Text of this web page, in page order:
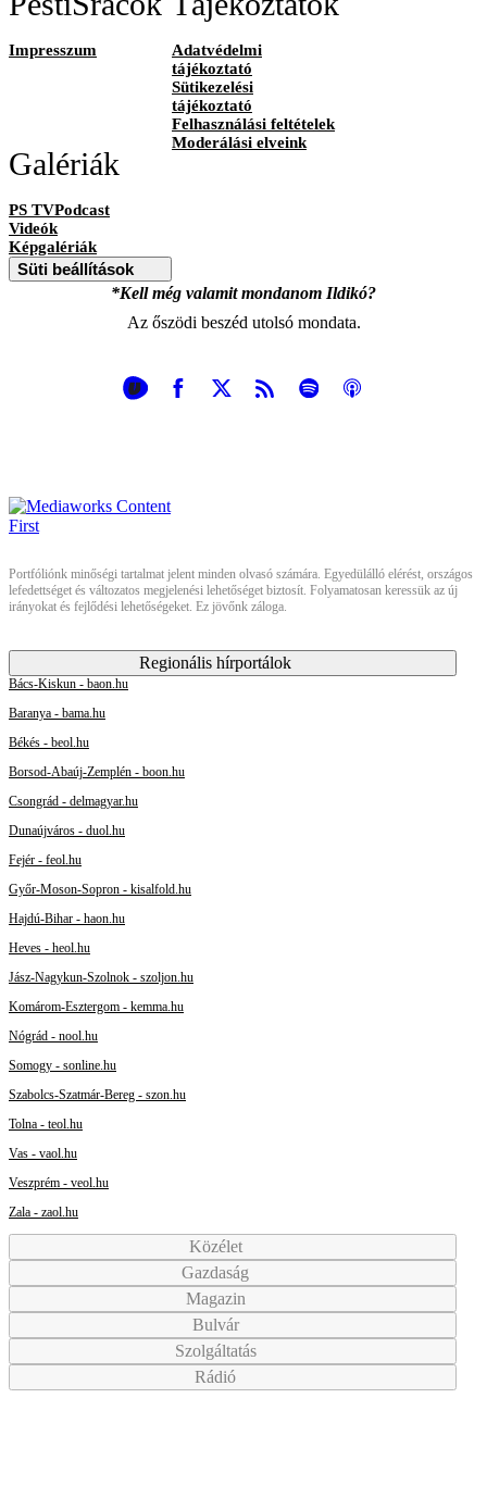
Impresszum
Adatvédelmi
tájékoztató
Sütikezelési
tájékoztató
Felhasználási feltételek
Moderálási elveink
Galériák
PS TVPodcast
Videók
Képgalériák
Süti beállítások
*Kell még valamit mondanom Ildikó?
Az őszödi beszéd utolsó mondata.
Portfóliónk minőségi tartalmat jelent minden olvasó számára. Egyedülálló elérést, országos
lefedettséget és változatos megjelenési lehetőséget biztosít. Folyamatosan keressük az új
irányokat és fejlődési lehetőségeket. Ez jövőnk záloga.
Regionális hírportálok
Bács-Kiskun - baon.hu
Baranya - bama.hu
Békés - beol.hu
Borsod-Abaúj-Zemplén - boon.hu
Csongrád - delmagyar.hu
Dunaújváros - duol.hu
Fejér - feol.hu
Győr-Moson-Sopron - kisalfold.hu
Hajdú-Bihar - haon.hu
Heves - heol.hu
Jász-Nagykun-Szolnok - szoljon.hu
Komárom-Esztergom - kemma.hu
Nógrád - nool.hu
Somogy - sonline.hu
Szabolcs-Szatmár-Bereg - szon.hu
Tolna - teol.hu
Vas - vaol.hu
Veszprém - veol.hu
Zala - zaol.hu
Közélet
Gazdaság
Magazin
Bulvár
Szolgáltatás
Rádió